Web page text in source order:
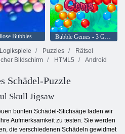
Bubbles
Bubble Gemes - 3 Gewinnt
Logikspiele Puzzles
Rätsel
Bildschirm HTML5 Android
Schädel-Puzzle
Skull Jigsaw
bunten Schädel-Stichsäge laden wir
Aufmerksamkeit zu testen. Sie werden
die verschiedenen Schädeln gewidmet